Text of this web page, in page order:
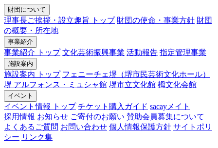
財団について
理事長ご挨拶・設立趣旨 トップ 財団の使命・事業方針 財団
の概要・所在地
事業紹介
事業紹介 トップ 文化芸術振興事業 活動報告 指定管理事業
施設案内
施設案内 トップ フェニーチェ堺（堺市民芸術文化ホール）
堺 アルフォンス・ミュシャ館 堺市立文化館 栂文化会館
イベント
イベント情報 トップ チケット購入ガイド sacayメイト
採用情報 お知らせ ご寄付のお願い 賛助会員募集について
よくあるご質問 お問い合わせ 個人情報保護方針 サイトポリ
シー リンク集